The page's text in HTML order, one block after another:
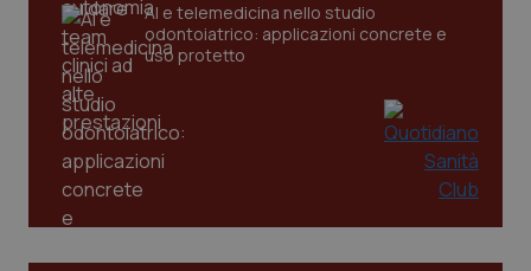
Vaccini
AI e telemedicina nello studio
odontoiatrico: applicazioni concrete e
uso protetto